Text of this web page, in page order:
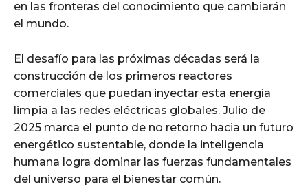
en las fronteras del conocimiento que cambiarán
el mundo.
El desafío para las próximas décadas será la
construcción de los primeros reactores
comerciales que puedan inyectar esta energía
limpia a las redes eléctricas globales. Julio de
2025 marca el punto de no retorno hacia un futuro
energético sustentable, donde la inteligencia
humana logra dominar las fuerzas fundamentales
del universo para el bienestar común.